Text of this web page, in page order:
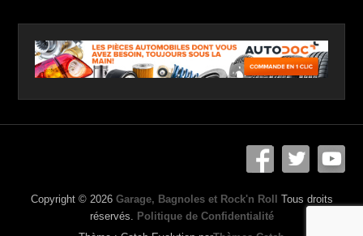
Copyright © 2026 Garage, Bagnoles et Rock'n Roll
Tous droits
réservés.
Politique de Confidentialité